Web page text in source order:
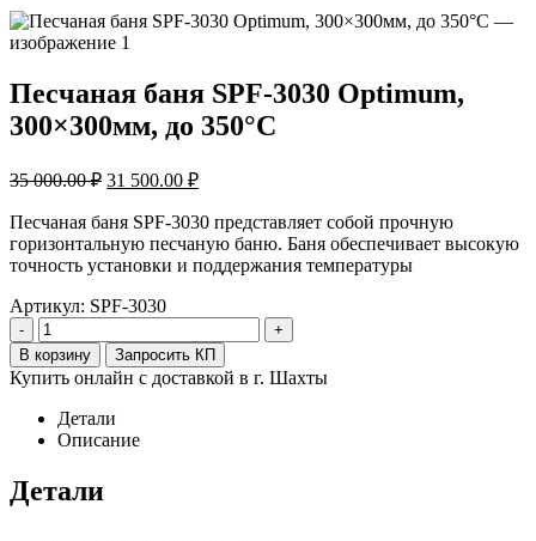
Песчаная баня SPF-3030 Optimum,
300×300мм, до 350°С
35 000.00₽ Первоначальная
составляла
35
000.00 ₽.
31 500.00 ₽Текущая
31
500.00 ₽.
Песчаная баня SPF-3030 представляет собой прочную
горизонтальную песчаную баню. Баня обеспечивает высокую
точность установки и поддержания температуры
Артикул: SPF-3030
-
+
В корзину
Запросить КП
Купить онлайн с доставкой в г. Шахты
Детали
Описание
Детали